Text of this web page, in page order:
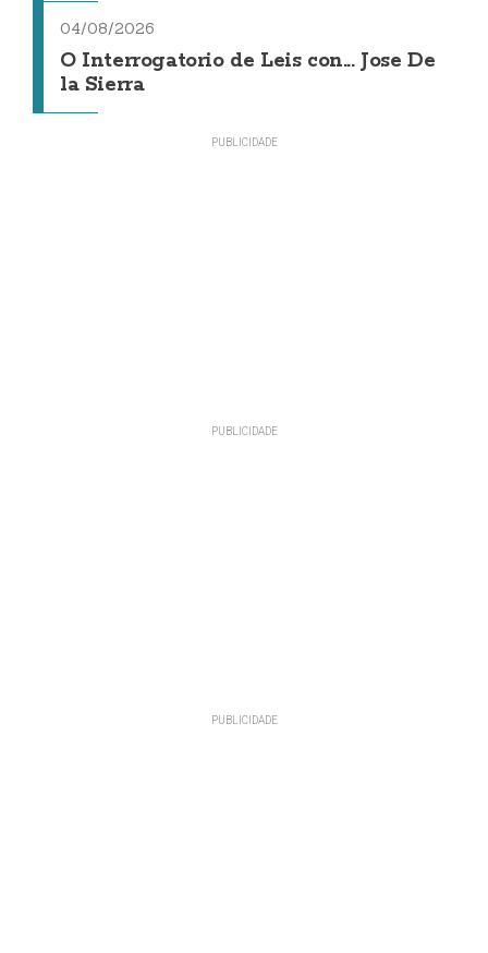
04/08/2026
O Interrogatorio de Leis con... Jose De
la Sierra